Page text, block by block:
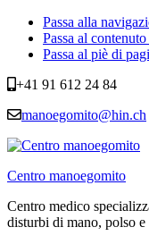
Passa alla
Passa al
Passa al piè di
+41 91 612 24 84
manoegomito@hin.ch
Centro manoegomito
Centro medico
disturbi di mano, polso